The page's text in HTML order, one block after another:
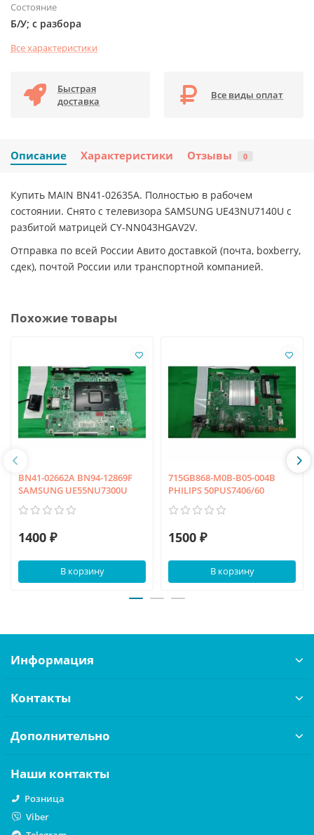
Состояние
Б/У; с разбора
Все характеристики
Быстрая
доставка
Все виды оплат
Описание Характеристики Отзывы 0
Купить MAIN BN41-02635A. Полностью в рабочем
состоянии. Снято с телевизора SAMSUNG UE43NU7140U с
разбитой матрицей CY-NN043HGAV2V.
Отправка по всей России Авито доставкой (почта, boxberry,
сдек), почтой России или транспортной компанией.
Похожие товары
BN41-02662A BN94-12869F
SAMSUNG UE55NU7300U
1400 ₽
В корзину
715GB868-M0B-B05-004B
PHILIPS 50PUS7406/60
1500 ₽
В корзину
Информация
Контакты
Дополнительно
Наши контакты
Розница
Viber